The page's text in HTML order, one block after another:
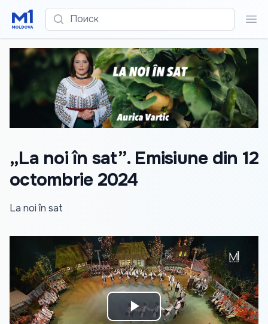
Поиск
„La noi în sat”. Emisiune din 12
octombrie 2024
La noi în sat
Play